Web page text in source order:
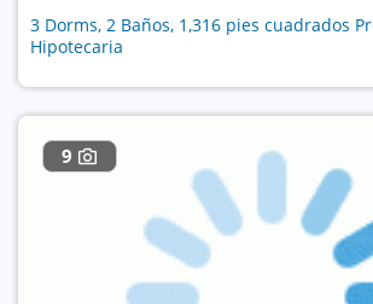
3 Dorms, 2 Baños, 1,316 pies cuadrados
Hipotecaria
9